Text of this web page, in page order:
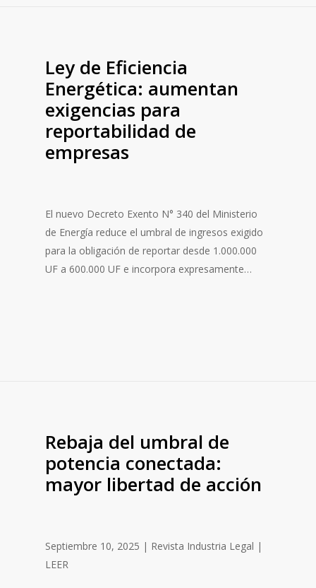
Ley de Eficiencia
Energética: aumentan
exigencias para
reportabilidad de
empresas
El nuevo Decreto Exento N° 340 del Ministerio
de Energía reduce el umbral de ingresos exigido
para la obligación de reportar desde 1.000.000
UF a 600.000 UF e incorpora expresamente…
Rebaja del umbral de
potencia conectada:
mayor libertad de acción
Septiembre 10, 2025 | Revista Industria Legal |
LEER